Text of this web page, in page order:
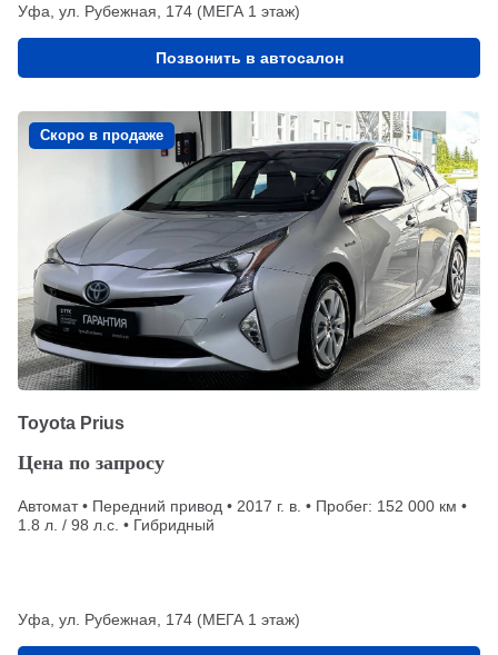
Уфа, ул. Рубежная, 174 (МЕГА 1 этаж)
Позвонить в автосалон
Скоро в продаже
Toyota Prius
Цена по запросу
Автомат • Передний привод • 2017 г. в. • Пробег: 152 000 км •
1.8 л. / 98 л.с. • Гибридный
Уфа, ул. Рубежная, 174 (МЕГА 1 этаж)